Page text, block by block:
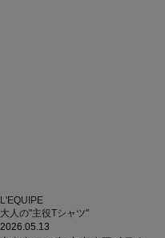
L'EQUIPE
大人の"主役Tシャツ"
2026.05.13